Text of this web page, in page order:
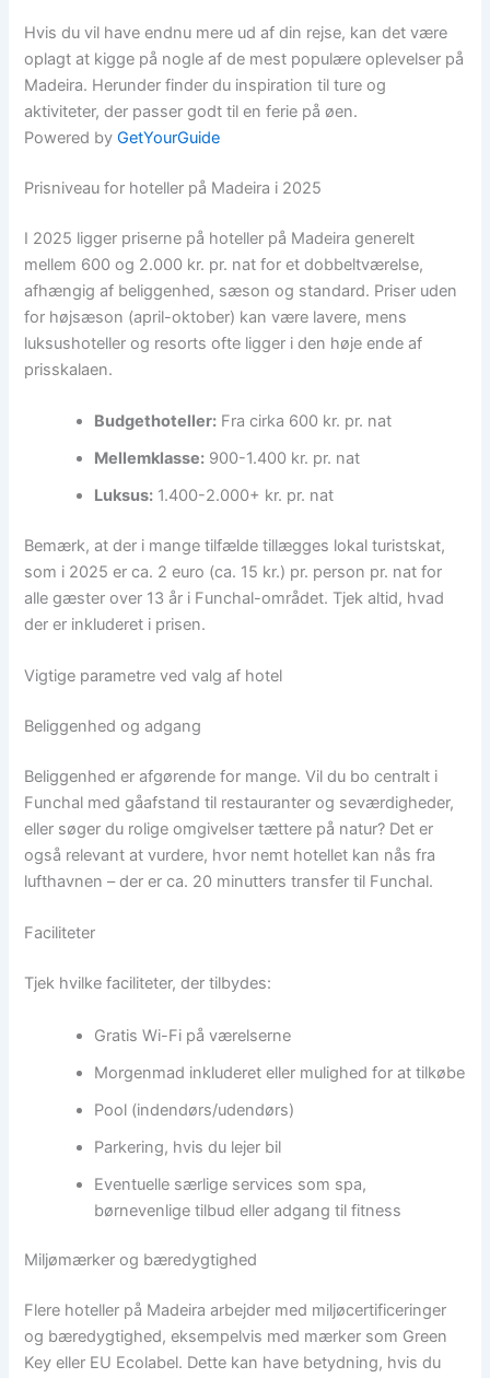
Hvis du vil have endnu mere ud af din rejse, kan det være
oplagt at kigge på nogle af de mest populære oplevelser på
Madeira. Herunder finder du inspiration til ture og
aktiviteter, der passer godt til en ferie på øen.
Powered byGetYourGuide
Prisniveau for hoteller på Madeira i 2025
I 2025 ligger priserne på hoteller på Madeira generelt
mellem 600 og 2.000 kr. pr. nat for et dobbeltværelse,
afhængig af beliggenhed, sæson og standard. Priser uden
for højsæson (april-oktober) kan være lavere, mens
luksushoteller og resorts ofte ligger i den høje ende af
prisskalaen.
Budgethoteller: Fra cirka 600 kr. pr. nat
Mellemklasse: 900-1.400 kr. pr. nat
Luksus: 1.400-2.000+ kr. pr. nat
Bemærk, at der i mange tilfælde tillægges lokal turistskat,
som i 2025 er ca. 2 euro (ca. 15 kr.) pr. person pr. nat for
alle gæster over 13 år i Funchal-området. Tjek altid, hvad
der er inkluderet i prisen.
Vigtige parametre ved valg af hotel
Beliggenhed og adgang
Beliggenhed er afgørende for mange. Vil du bo centralt i
Funchal med gåafstand til restauranter og seværdigheder,
eller søger du rolige omgivelser tættere på natur? Det er
også relevant at vurdere, hvor nemt hotellet kan nås fra
lufthavnen – der er ca. 20 minutters transfer til Funchal.
Faciliteter
Tjek hvilke faciliteter, der tilbydes:
Gratis Wi-Fi på værelserne
Morgenmad inkluderet eller mulighed for at tilkøbe
Pool (indendørs/udendørs)
Parkering, hvis du lejer bil
Eventuelle særlige services som spa,
børnevenlige tilbud eller adgang til fitness
Miljømærker og bæredygtighed
Flere hoteller på Madeira arbejder med miljøcertificeringer
og bæredygtighed, eksempelvis med mærker som Green
Key eller EU Ecolabel. Dette kan have betydning, hvis du